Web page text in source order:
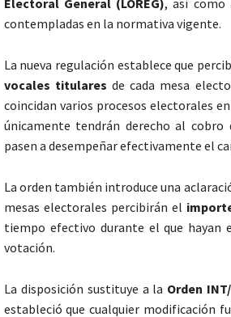
contempladas en la normativa vigente.
La nueva regulación establece que
vocales titulares de cada mesa
coincidan varios procesos electorales
únicamente tendrán derecho al
pasen a desempeñar efectivamente el
La orden también introduce una
mesas electorales percibirán el
tiempo efectivo durante el que hayan
votación.
La disposición sustituye a la Orden
estableció que cualquier modificación